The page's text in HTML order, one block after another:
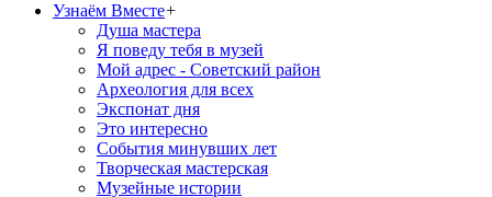
Узнаём Вместе+
Душа мастера
Я поведу тебя в музей
Мой адрес - Советский район
Археология для всех
Экспонат дня
Это интересно
События минувших лет
Творческая мастерская
Музейные истории